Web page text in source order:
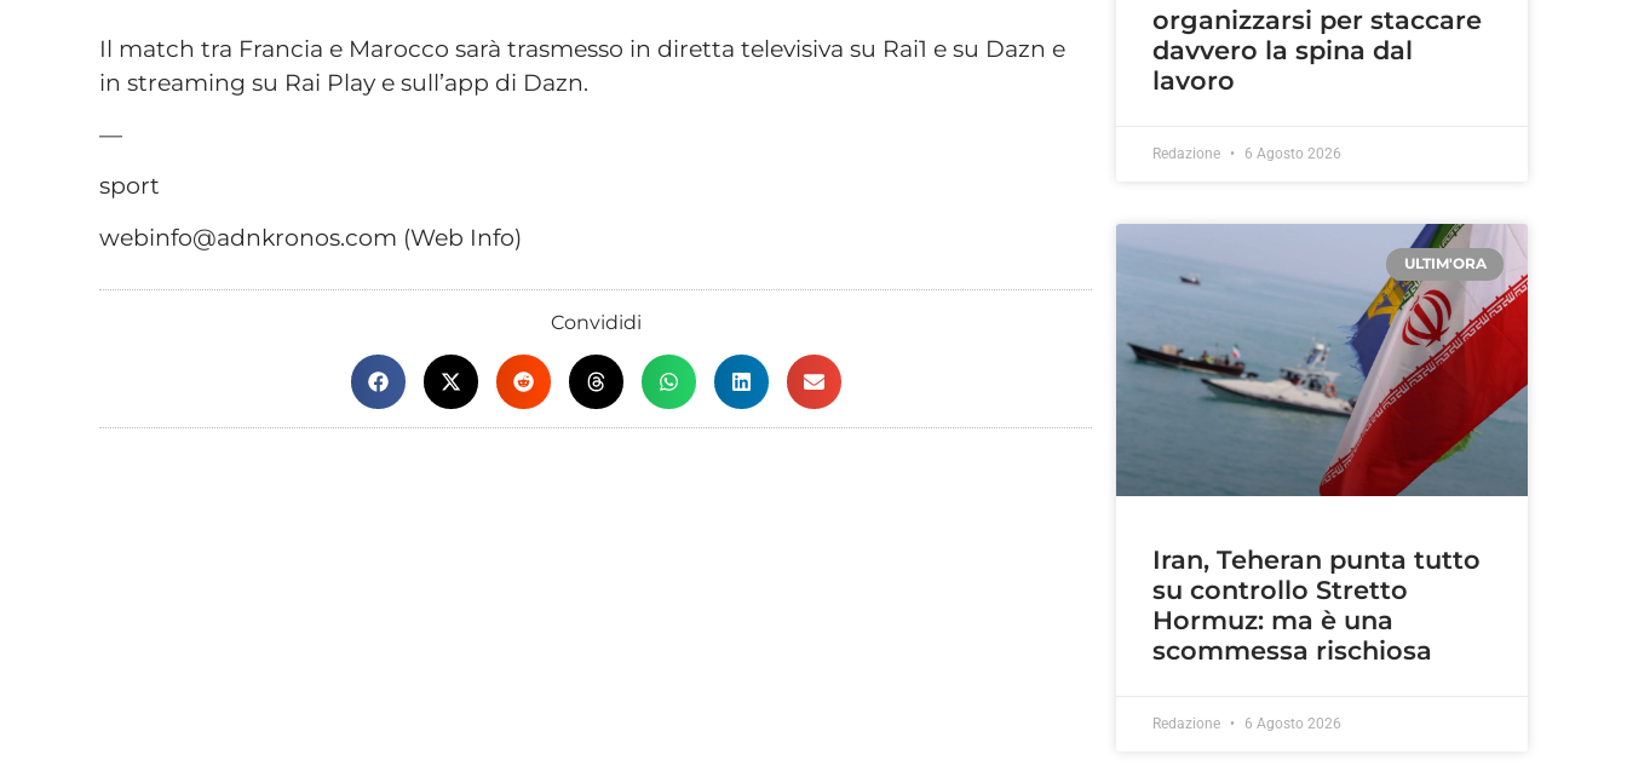
Il match tra Francia e Marocco sarà trasmesso in diretta televisiva su Rai1 e su Dazn e
in streaming su Rai Play e sull’app di Dazn.
—
sport
webinfo@adnkronos.com (Web Info)
Convididi
organizzarsi per staccare
davvero la spina dal
lavoro
Redazione 6 Agosto 2026
ULTIM'ORA
Iran, Teheran punta tutto
su controllo Stretto
Hormuz: ma è una
scommessa rischiosa
Redazione 6 Agosto 2026